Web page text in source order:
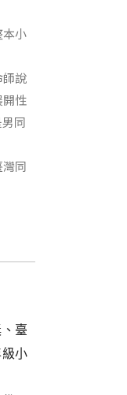
小
說
性
同
同
臺
小